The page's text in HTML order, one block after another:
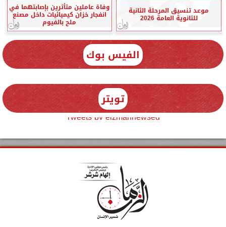
موعد تنسيق المرحلة الثانية
للثانوية العامة 2026
وفاة عاملين متأثرين بإصابتهما في
انفجار خزان كيميائيات داخل مصنع
ملح بالفيوم
الفيس بوك
تويتر
Tweets by elzmannewseg